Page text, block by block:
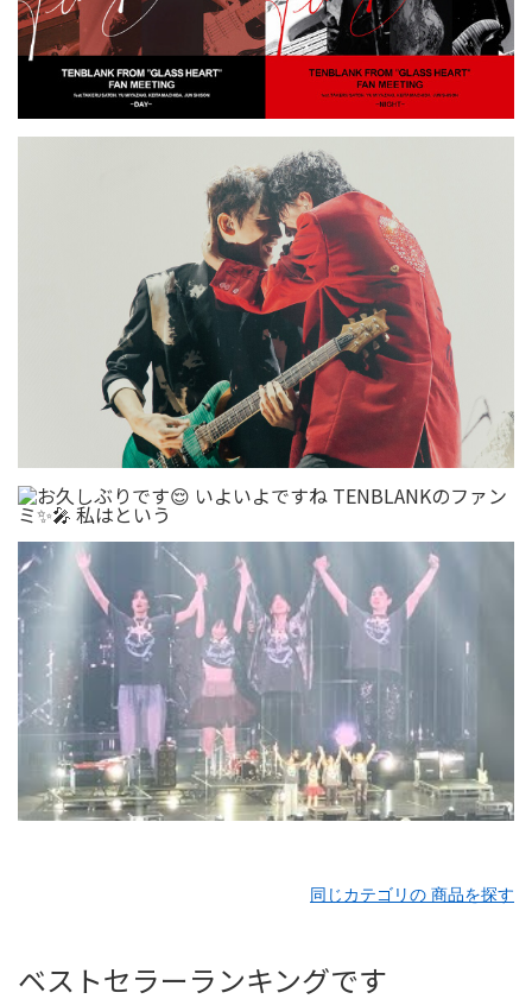
同じカテゴリの 商品を探す
ベストセラーランキングです